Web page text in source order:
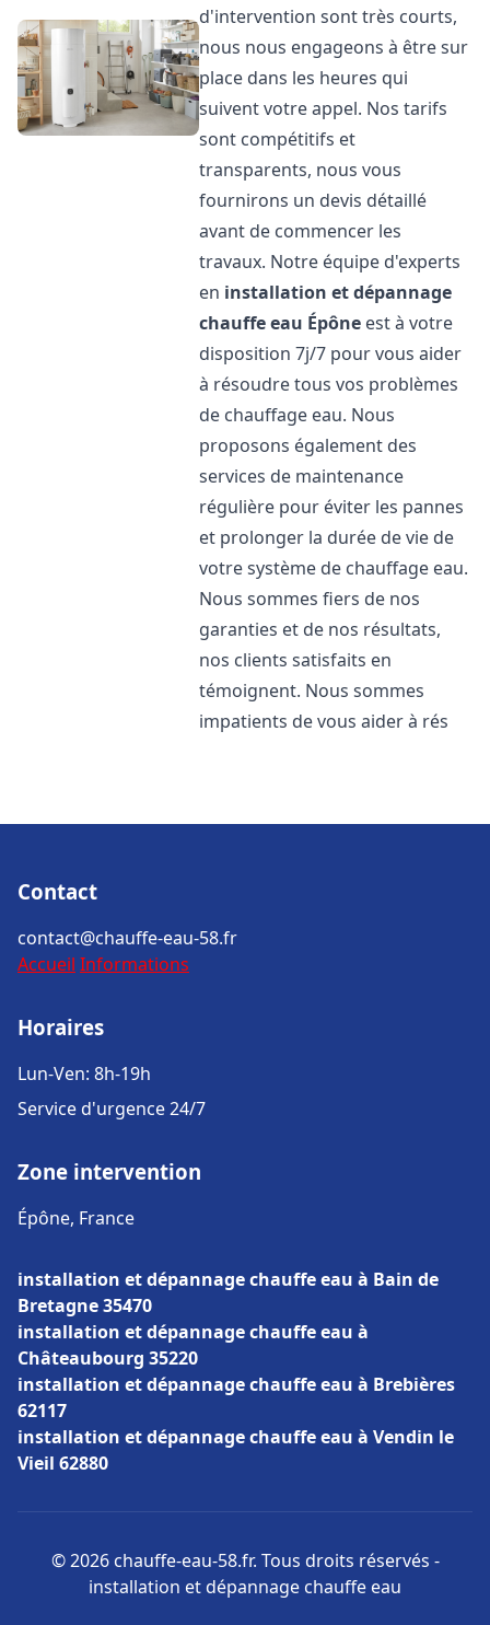
d'intervention sont très courts,
nous nous engageons à être sur
place dans les heures qui
suivent votre appel. Nos tarifs
sont compétitifs et
transparents, nous vous
fournirons un devis détaillé
avant de commencer les
travaux. Notre équipe d'experts
en installation et dépannage
chauffe eau Épône est à votre
disposition 7j/7 pour vous aider
à résoudre tous vos problèmes
de chauffage eau. Nous
proposons également des
services de maintenance
régulière pour éviter les pannes
et prolonger la durée de vie de
votre système de chauffage eau.
Nous sommes fiers de nos
garanties et de nos résultats,
nos clients satisfaits en
témoignent. Nous sommes
impatients de vous aider à rés
Contact
contact@chauffe-eau-58.fr
Accueil Informations
Horaires
Lun-Ven: 8h-19h
Service d'urgence 24/7
Zone intervention
Épône, France
installation et dépannage chauffe eau à Bain de
Bretagne 35470
installation et dépannage chauffe eau à
Châteaubourg 35220
installation et dépannage chauffe eau à Brebières
62117
installation et dépannage chauffe eau à Vendin le
Vieil 62880
© 2026 chauffe-eau-58.fr. Tous droits réservés -
installation et dépannage chauffe eau